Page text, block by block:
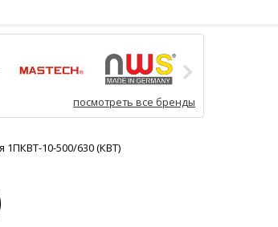
посмотреть все бренды
10-500/630 (КВТ)